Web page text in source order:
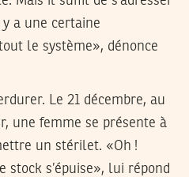
a une certaine
le système», dénonce
Le 21 décembre, au
une femme se présente à
un stérilet. «Oh !
stock s’épuise», lui répond